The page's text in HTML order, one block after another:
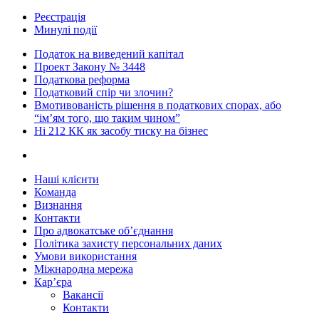
Реєстрація
Минулі події
Податок на виведений капітал
Проект Закону № 3448
Податкова реформа
Податковий спір чи злочин?
Вмотивованість рішення в податкових спорах, або
“ім’ям того, що таким чином”
Ні 212 КК як засобу тиску на бізнес
Наші клієнти
Команда
Визнання
Контакти
Про адвокатське об’єднання
Політика захисту персональних даних
Умови використання
Міжнародна мережа
Кар’єра
Вакансії
Контакти